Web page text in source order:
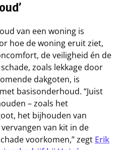
van een woning is
hoe de woning eruit ziet,
de veiligheid én de
zoals lekkage door
dakgoten, is
basisonderhoud. “Juist
– zoals het
het bijhouden van
van kit in de
voorkomen,” zegt Erik